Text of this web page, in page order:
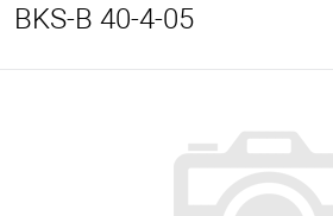
BKS-B 40-4-05